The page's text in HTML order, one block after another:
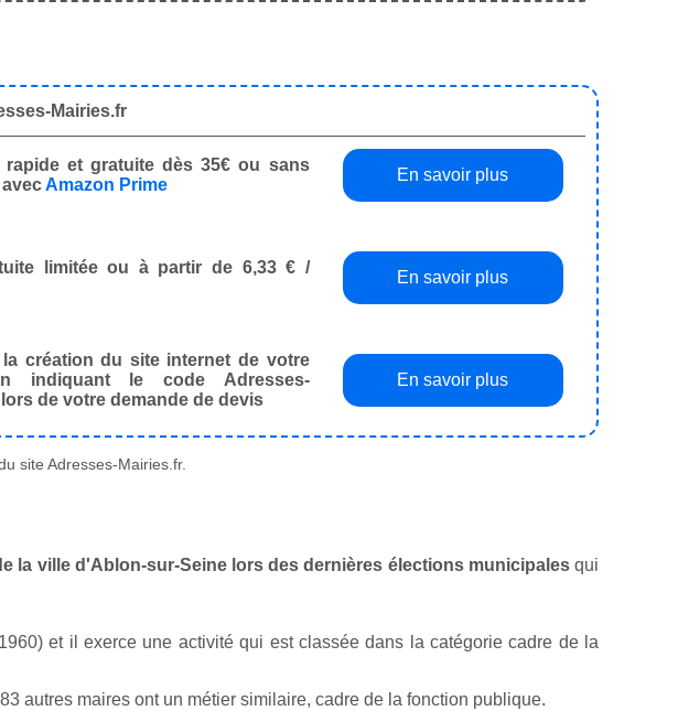
Mairies.fr
rapide et gratuite dès 35€ ou sans
Amazon Prime
En savoir plus
limitée ou à partir de 6,33 € /
En savoir plus
la création du site internet de votre
indiquant le code Adresses-
lors de votre demande de devis
En savoir plus
site Adresses-Mairies.fr.
la ville d'Ablon-sur-Seine lors des dernières élections municipalesqui
et il exerce une activité qui est classée dans la catégorie cadre de la
autres maires ont un métier similaire, cadre de la fonction publique.